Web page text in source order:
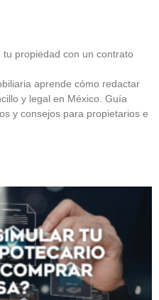
propiedad con un contrato
aprende cómo redactar
y legal en México. Guía
y consejos para propietarios e